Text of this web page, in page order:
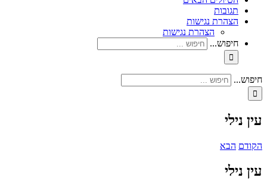
תגובות
הצהרת נגישות
הצהרת נגישות
חיפוש...
חיפוש...
עין נילי
הקודם הבא
עין נילי